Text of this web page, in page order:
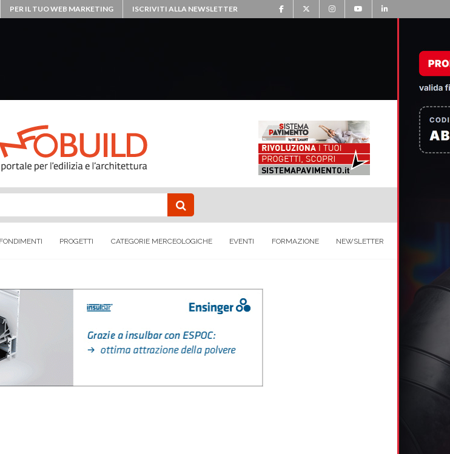
PER IL TUO WEB MARKETING ISCRIVITI ALLA NEWSLETTER
PROGETTI CATEGORIE MERCEOLOGICHE EVENTI FORMAZIONE NEWSLETTER